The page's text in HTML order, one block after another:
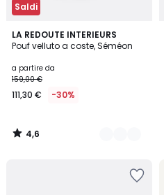
Saldi
LA REDOUTE INTERIEURS
Pouf velluto a coste, Séméon
a partire da
159,00 €
111,30 € -30%
4,6
/ 5
3
Colori
4,6
/